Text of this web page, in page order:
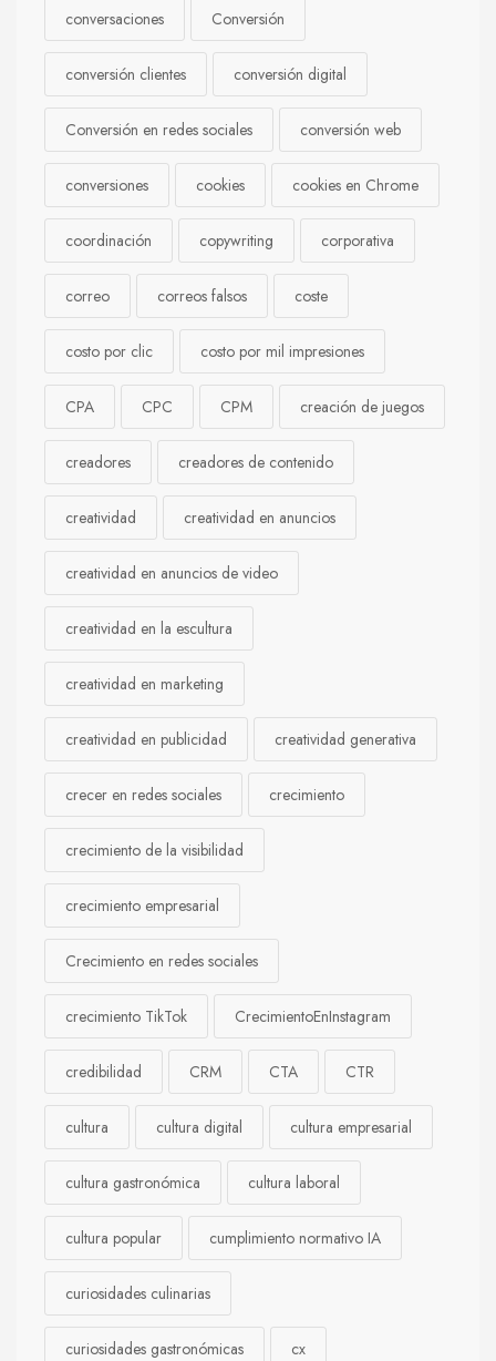
conversaciones Conversión
conversión clientes conversión digital
Conversión en redes sociales conversión web
conversiones cookies cookies en Chrome
coordinación copywriting corporativa
correo correos falsos coste
costo por clic costo por mil impresiones
CPA CPC CPM creación de juegos
creadores creadores de contenido
creatividad creatividad en anuncios
creatividad en anuncios de video
creatividad en la escultura
creatividad en marketing
creatividad en publicidad creatividad generativa
crecer en redes sociales crecimiento
crecimiento de la visibilidad
crecimiento empresarial
Crecimiento en redes sociales
crecimiento TikTok CrecimientoEnInstagram
credibilidad CRM CTA CTR
cultura cultura digital cultura empresarial
cultura gastronómica cultura laboral
cultura popular cumplimiento normativo IA
curiosidades culinarias
curiosidades gastronómicas cx